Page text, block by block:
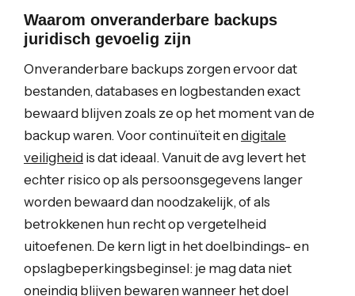
Waarom onveranderbare backups
juridisch gevoelig zijn
Onveranderbare backups zorgen ervoor dat
bestanden, databases en logbestanden exact
bewaard blijven zoals ze op het moment van de
backup waren. Voor continuïteit en digitale
veiligheid is dat ideaal. Vanuit de avg levert het
echter risico op als persoonsgegevens langer
worden bewaard dan noodzakelijk, of als
betrokkenen hun recht op vergetelheid
uitoefenen. De kern ligt in het doelbindings- en
opslagbeperkingsbeginsel: je mag data niet
oneindig blijven bewaren wanneer het doel